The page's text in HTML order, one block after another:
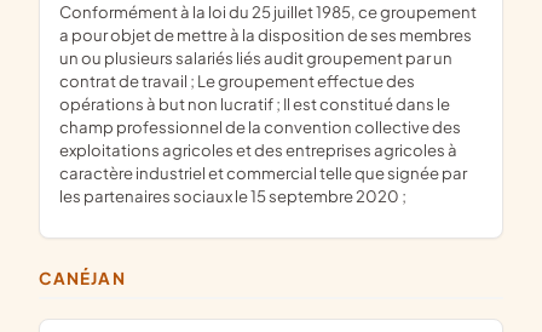
conformément à la loi du 25 juillet 1985, ce groupement
a pour objet de mettre à la disposition de ses membres
un ou plusieurs salariés liés audit groupement par un
contrat de travail ; Le groupement effectue des
opérations à but non lucratif ; Il est constitué dans le
champ professionnel de la convention collective des
exploitations agricoles et des entreprises agricoles à
caractère industriel et commercial telle que signée par
les partenaires sociaux le 15 septembre 2020 ;
CANÉJAN